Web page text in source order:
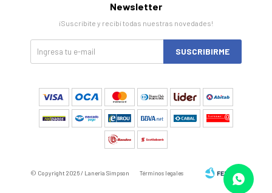
Newsletter
¡Suscribite y recibí todas nuestras novedades!
SUSCRIBIRME
© Copyright 2026 / Laneria Simpson Términos legales